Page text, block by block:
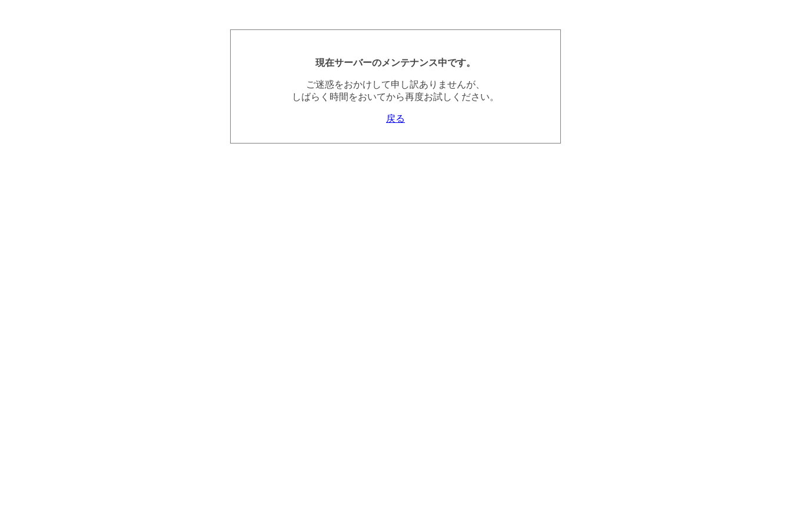
現在サーバーのメンテナンス中です。
ご迷惑をおかけして申し訳ありませんが、
しばらく時間をおいてから再度お試しください。
戻る